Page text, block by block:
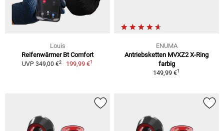
Louis
Reifenwärmer Bt Comfort
UVP 349,00 €2 199,99 €1
ENUMA
Antriebsketten MVXZ2 X-Ring
farbig
149,99 €1